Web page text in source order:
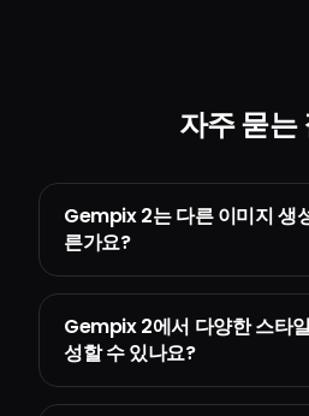
자주 묻는
Gempix 2는 다른 이미지 생
른가요?
Gempix 2에서 다양한 스타
성할 수 있나요?